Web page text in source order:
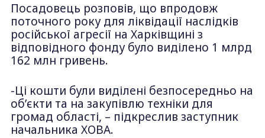
Посадовець розповів, що впродовж
поточного року для ліквідації наслідків
російської агресії на Харківщині з
відповідного фонду було виділено 1 млрд
162 млн гривень.
-Ці кошти були виділені безпосередньо на
об’єкти та на закупівлю техніки для
громад області, – підкреслив заступник
начальника ХОВА.